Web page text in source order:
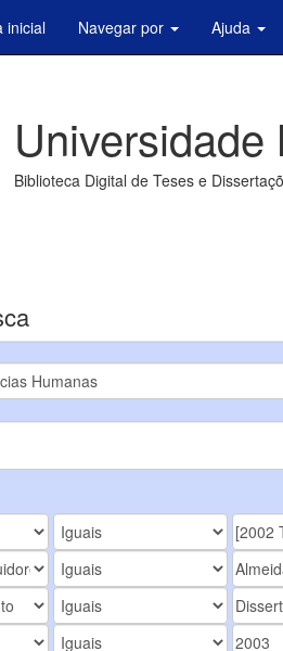
inicial Navegar por Ajuda
Universidade
Biblioteca Digital de Teses e